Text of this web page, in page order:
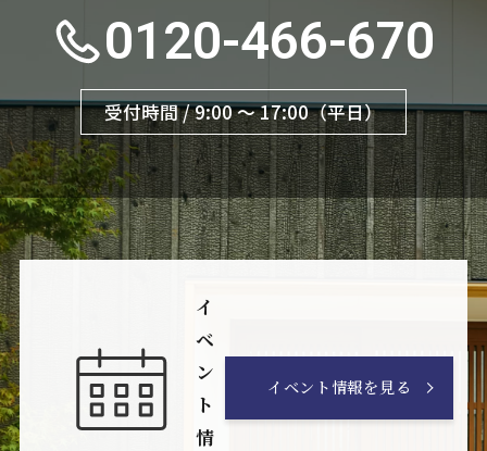
0120-466-670
受付時間 / 9:00 〜 17:00（平日）
イ
ベ
ン
ト
情
イベント情報を見る